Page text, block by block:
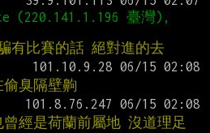
(220.141.1.196 臺灣),
有比賽的話 絕對進的去
臭隔壁齁
經是荷蘭前屬地 沒道理足